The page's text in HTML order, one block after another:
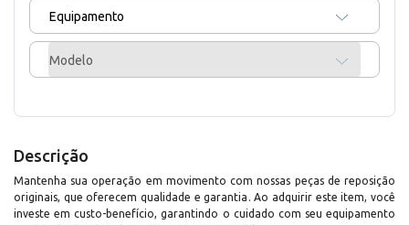
Equipamento
Modelo
Descrição
Mantenha sua operação em movimento com nossas peças de reposição
originais, que oferecem qualidade e garantia. Ao adquirir este item, você
investe em custo-benefício, garantindo o cuidado com seu equipamento